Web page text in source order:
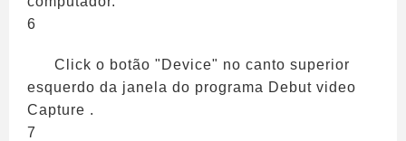
6
Click o botão "Device" no canto superior
esquerdo da janela do programa Debut video
Capture .
7